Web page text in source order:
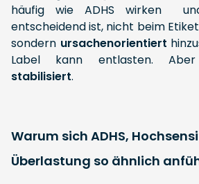
häufig wie ADHS wirken
entscheidend ist, nicht beim
sondern ursachenorientiert
Label kann entlasten.
stabilisiert.
Warum sich ADHS,
Überlastung so ähnlich